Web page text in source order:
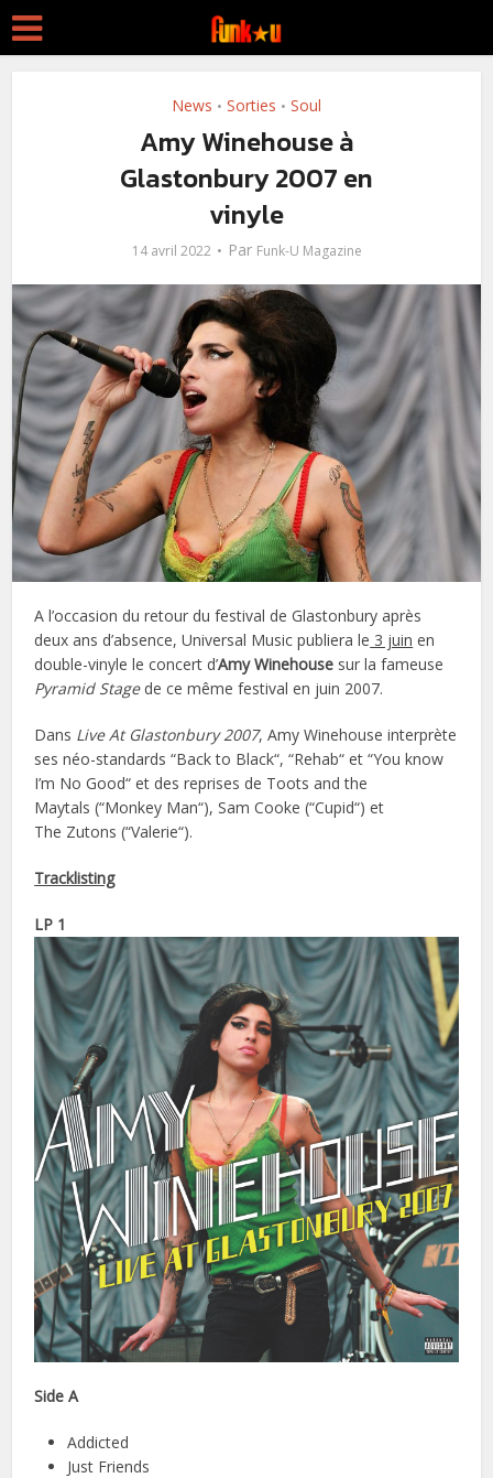
News • Sorties • Soul
Amy Winehouse à
Glastonbury 2007 en
vinyle
14 avril 2022 Par Funk-U Magazine
A l’occasion du retour du festival de Glastonbury après
deux ans d’absence, Universal Music publiera le 3 juin en
double-vinyle le concert d’Amy Winehouse sur la fameuse
Pyramid Stagede ce même festival en juin 2007.
Dans Live At Glastonbury 2007, Amy Winehouse interprète
ses néo-standards “Back to Black“, “Rehab“ et “You know
I’m No Good“ et des reprises de Toots and the
Maytals (“Monkey Man“), Sam Cooke (“Cupid“) et
The Zutons (“Valerie“).
Tracklisting
LP 1
Side A
Addicted
Just Friends